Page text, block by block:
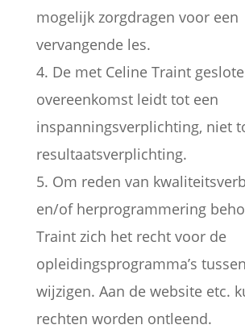
mogelijk zorgdragen voor een
vervangende les.
4. De met Celine Traint
overeenkomst leidt tot een
inspanningsverplichting, niet
resultaatsverplichting.
5. Om reden van
en/of herprogrammering
Traint zich het recht voor de
opleidingsprogramma’s
wijzigen. Aan de website etc.
rechten worden ontleend.